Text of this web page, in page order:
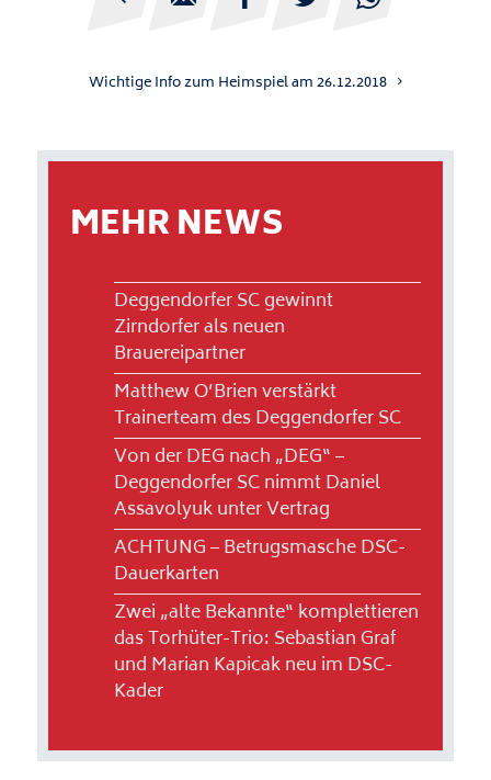
Wichtige Info zum Heimspiel am 26.12.2018
MEHR NEWS
Deggendorfer SC gewinnt
Zirndorfer als neuen
Brauereipartner
Matthew O’Brien verstärkt
Trainerteam des Deggendorfer SC
Von der DEG nach „DEG“ –
Deggendorfer SC nimmt Daniel
Assavolyuk unter Vertrag
ACHTUNG – Betrugsmasche DSC-
Dauerkarten
Zwei „alte Bekannte“ komplettieren
das Torhüter-Trio: Sebastian Graf
und Marian Kapicak neu im DSC-
Kader